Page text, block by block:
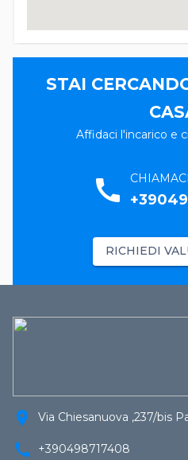
STAI
Affidaci l'incarico e
call
RICHIEDI
location_on Via Chiesanuova ,237/bis
call +390498717408